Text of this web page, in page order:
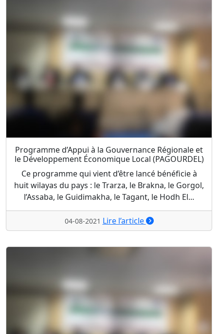
Programme d’Appui à la Gouvernance Régionale et
le Développement Économique Local (PAGOURDEL)
Ce programme qui vient d’être lancé bénéficie à
huit wilayas du pays : le Trarza, le Brakna, le Gorgol,
l’Assaba, le Guidimakha, le Tagant, le Hodh El...
04-08-2021 Lire l’article